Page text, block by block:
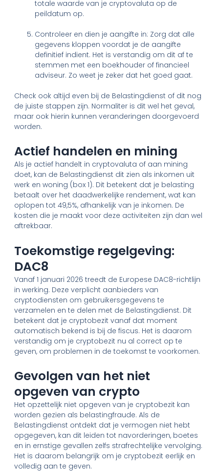
totale waarde van je cryptovaluta op de
peildatum op.
Controleer en dien je aangifte in: Zorg dat alle
gegevens kloppen voordat je de aangifte
definitief indient. Het is verstandig om dit af te
stemmen met een boekhouder of financieel
adviseur. Zo weet je zeker dat het goed gaat.
Check ook altijd even bij de Belastingdienst of dit nog
de juiste stappen zijn. Normaliter is dit wel het geval,
maar ook hierin kunnen veranderingen doorgevoerd
worden.
Actief handelen en mining
Als je actief handelt in cryptovaluta of aan mining
doet, kan de Belastingdienst dit zien als inkomen uit
werk en woning (box 1). Dit betekent dat je belasting
betaalt over het daadwerkelijke rendement, wat kan
oplopen tot 49,5%, afhankelijk van je inkomen. De
kosten die je maakt voor deze activiteiten zijn dan wel
aftrekbaar.
Toekomstige regelgeving:
DAC8
Vanaf 1 januari 2026 treedt de Europese DAC8-richtlijn
in werking. Deze verplicht aanbieders van
cryptodiensten om gebruikersgegevens te
verzamelen en te delen met de Belastingdienst. Dit
betekent dat je cryptobezit vanaf dat moment
automatisch bekend is bij de fiscus. Het is daarom
verstandig om je cryptobezit nu al correct op te
geven, om problemen in de toekomst te voorkomen.
Gevolgen van het niet
opgeven van crypto
Het opzettelijk niet opgeven van je cryptobezit kan
worden gezien als belastingfraude. Als de
Belastingdienst ontdekt dat je vermogen niet hebt
opgegeven, kan dit leiden tot navorderingen, boetes
en in ernstige gevallen zelfs strafrechtelijke vervolging.
Het is daarom belangrijk om je cryptobezit eerlijk en
volledig aan te geven.